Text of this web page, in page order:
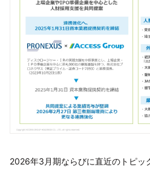
2026年3月期ならびに直近のトピッ